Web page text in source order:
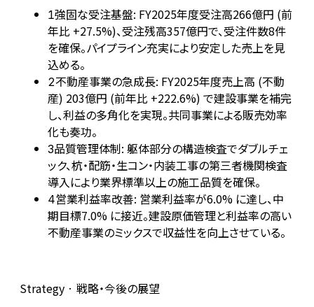
1強固な受注基盤: FY2025年度受注高266億円 (前
年比 +27.5%)、受注残高357億円で、受注件数8件
を確保。パイプライン充実により安定した売上を見
込める。
2不動産事業の急成長: FY2025年度売上高 (不動
産) 203億円 (前年比 +222.6%) で建設事業を補完
し、利益の多角化を実現。共同事業による販売効率
化も奏功。
3品質管理体制: 躯体部分の構造検査でダブルチェ
ック、杭・配筋・生コン・内装工事の第三者機関検査
導入により業界標準以上の施工品質を確保。
4営業利益率改善: 営業利益率が6.0% に達し、中
期目標7.0% に接近。建設原価管理と利益率の高い
不動産事業のミックスで収益性を向上させている。
Strategy · 戦略・今後の展望